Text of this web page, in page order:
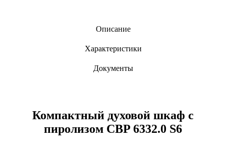
Описание
Характеристики
Документы
Компактный духовой шкаф с
пиролизом CBP 6332.0 S6